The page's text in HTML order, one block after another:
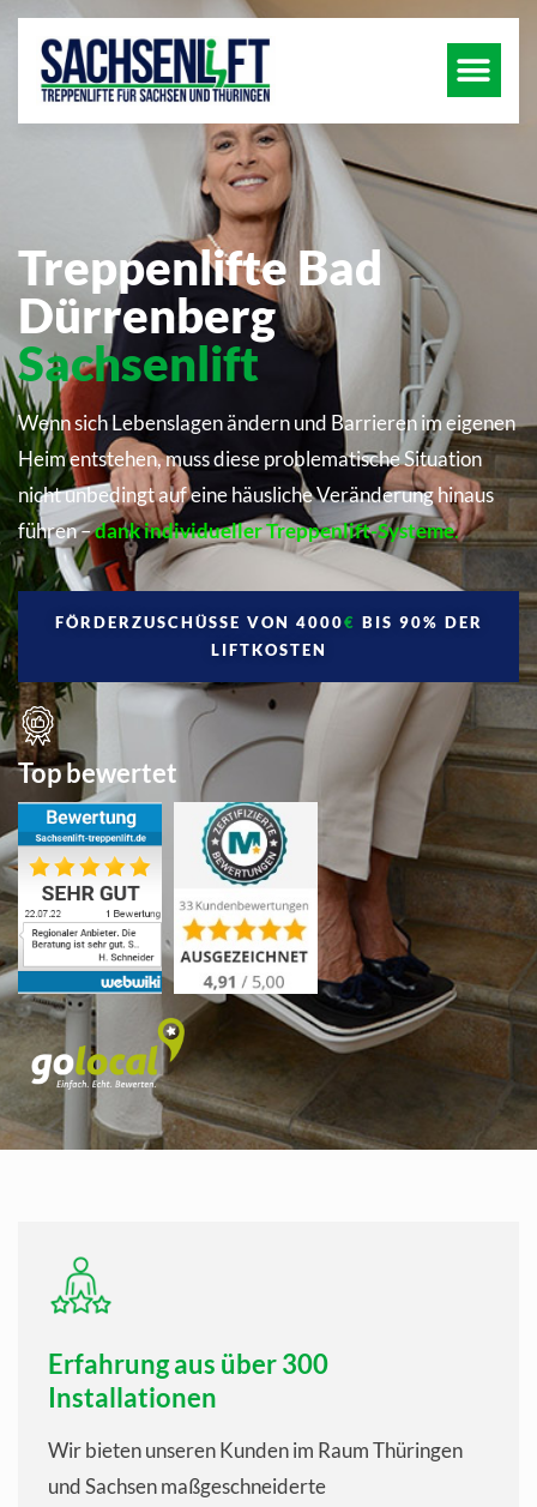
Treppenlifte Bad
Dürrenberg
Sachsenlift
Wenn sich Lebenslagen ändern und Barrieren im eigenen
Heim entstehen, muss diese problematische Situation
nicht unbedingt auf eine häusliche Veränderung hinaus
führen –dank individueller Treppenlift-Systeme.
FÖRDERZUSCHÜSSE VON 4000€ BIS 90% DER
LIFTKOSTEN
Top bewertet
Erfahrung aus über 300
Installationen
Wir bieten unseren Kunden im Raum Thüringen
und Sachsen maßgeschneiderte